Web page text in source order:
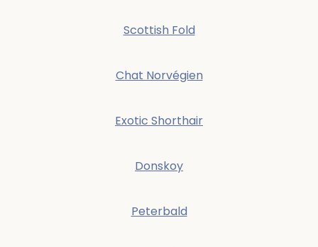
Scottish Fold
Chat Norvégien
Exotic Shorthair
Donskoy
Peterbald